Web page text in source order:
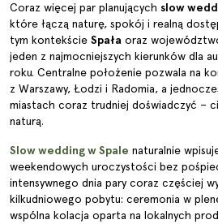
Coraz więcej par planujących slow
które łączą naturę, spokój i realną
tym kontekście Spała oraz
jeden z najmocniejszych kierunków dla
roku. Centralne położenie pozwala na
z Warszawy, Łodzi i Radomia, a
miastach coraz trudniej doświadczyć –
naturą.
Slow wedding w Spale naturalnie
weekendowych uroczystości bez
intensywnego dnia pary coraz częściej
kilkudniowego pobytu: ceremonia w
wspólna kolacja oparta na lokalnych